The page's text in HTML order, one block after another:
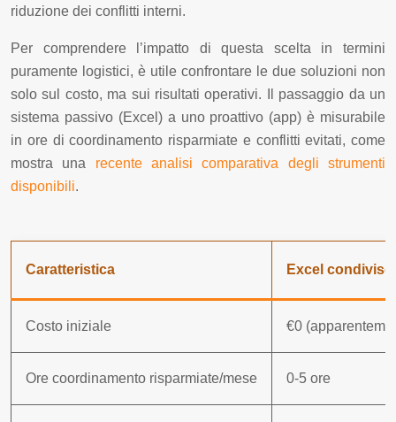
riduzione dei conflitti interni.
Per comprendere l’impatto di questa scelta in termini
puramente logistici, è utile confrontare le due soluzioni non
solo sul costo, ma sui risultati operativi. Il passaggio da un
sistema passivo (Excel) a uno proattivo (app) è misurabile
in ore di coordinamento risparmiate e conflitti evitati, come
mostra una recente analisi comparativa degli strumenti
disponibili.
Caratteristica Excel condiviso
Costo iniziale €0
Ore coordinamento risparmiate/mese 0-5 ore